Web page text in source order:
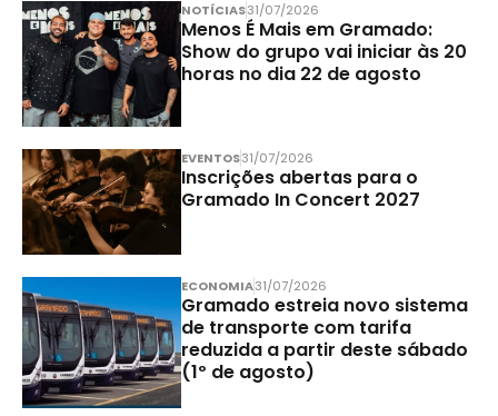
NOTÍCIAS31/07/2026
Menos É Mais em Gramado:
Show do grupo vai iniciar às 20
horas no dia 22 de agosto
EVENTOS31/07/2026
Inscrições abertas para o
Gramado In Concert 2027
ECONOMIA31/07/2026
Gramado estreia novo sistema
de transporte com tarifa
reduzida a partir deste sábado
(1º de agosto)